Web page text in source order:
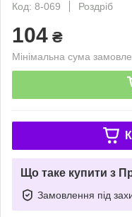
Код: 8-069
Роздріб
104 ₴
Мінімальна сума
Що таке купити з
Замовлення під